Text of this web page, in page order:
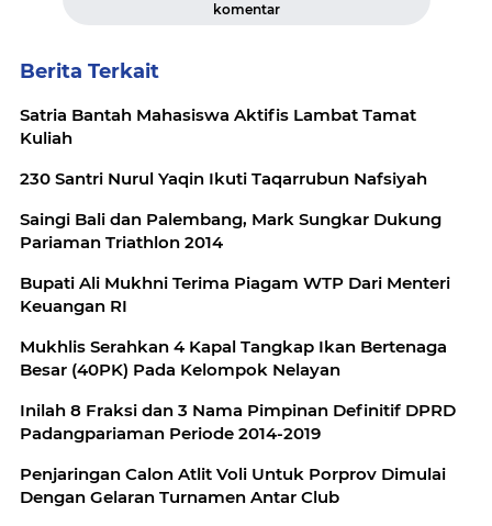
komentar
Berita Terkait
Satria Bantah Mahasiswa Aktifis Lambat Tamat
Kuliah
230 Santri Nurul Yaqin Ikuti Taqarrubun Nafsiyah
Saingi Bali dan Palembang, Mark Sungkar Dukung
Pariaman Triathlon 2014
Bupati Ali Mukhni Terima Piagam WTP Dari Menteri
Keuangan RI
Mukhlis Serahkan 4 Kapal Tangkap Ikan Bertenaga
Besar (40PK) Pada Kelompok Nelayan
Inilah 8 Fraksi dan 3 Nama Pimpinan Definitif DPRD
Padangpariaman Periode 2014-2019
Penjaringan Calon Atlit Voli Untuk Porprov Dimulai
Dengan Gelaran Turnamen Antar Club